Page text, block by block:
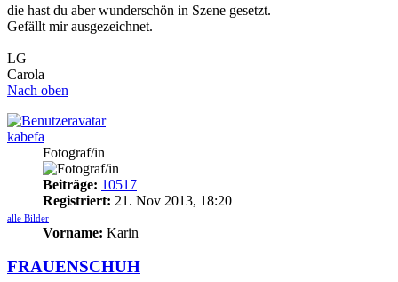
die hast du aber wunderschön in Szene gesetzt.
Gefällt mir ausgezeichnet.
LG
Carola
Nach oben
kabefa
Fotograf/in
Beiträge: 10517
Registriert: 21. Nov 2013, 18:20
alle Bilder
Vorname: Karin
FRAUENSCHUH